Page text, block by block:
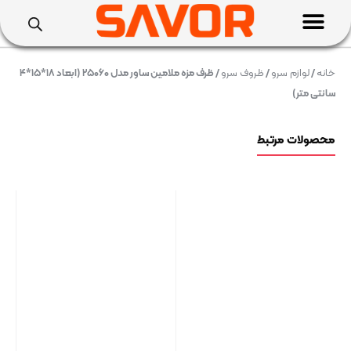
خانه/لوازم سرو/ظروف سرو
/ ظرف مزه ملامین ساور مدل ۲۵۰۶۰ (ابعاد ۱۸*۱۵*۴
سانتی متر)
محصولات مرتبط